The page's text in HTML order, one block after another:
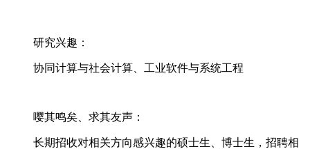
研究兴趣：
协同计算与社会计算、工业软件与系统工程
嘤其鸣矣、求其友声：
长期招收对相关方向感兴趣的硕士生、博士生，招聘相